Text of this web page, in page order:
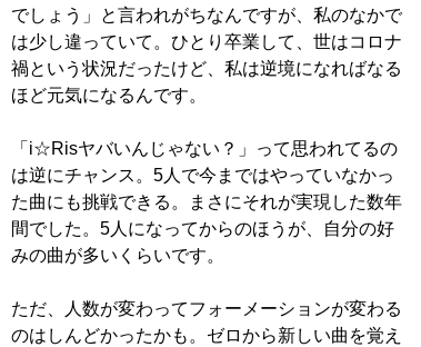
でしょう」と言われがちなんですが、私のなかで
は少し違っていて。ひとり卒業して、世はコロナ
禍という状況だったけど、私は逆境になればなる
ほど元気になるんです。
「i☆Risヤバいんじゃない？」って思われてるの
は逆にチャンス。5人で今まではやっていなかっ
た曲にも挑戦できる。まさにそれが実現した数年
間でした。5人になってからのほうが、自分の好
みの曲が多いくらいです。
ただ、人数が変わってフォーメーションが変わる
のはしんどかったかも。ゼロから新しい曲を覚え